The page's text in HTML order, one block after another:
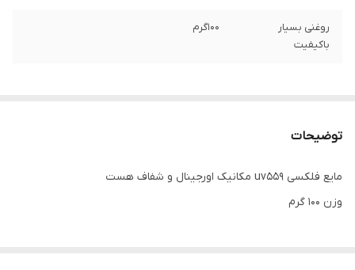
روغنی بسیار
باکیفیت
100گرم
توضیحات
مایع فلکسی uv559 مکانیک اورجینال و شفاف هست
وزن 100 گرم